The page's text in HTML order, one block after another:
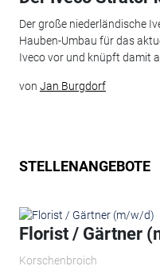
Der große niederländische
Hauben-Umbau für das
Iveco vor und knüpft damit
von Jan Burgdorf
STELLENANGEBOTE
Florist / Gärtner
Korschenbroich